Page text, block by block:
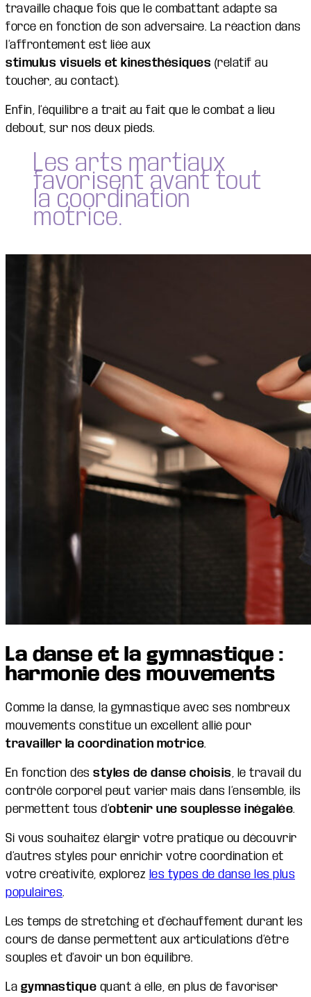
travaille chaque fois que le combattant adapte sa
force en fonction de son adversaire. La réaction dans
l’affrontement est liée aux
stimulus visuels et kinesthésiques (relatif au
toucher, au contact).
Enfin, l’équilibre a trait au fait que le combat a lieu
debout, sur nos deux pieds.
Les arts martiaux
favorisent avant tout
la coordination
motrice.
La danse et la gymnastique :
harmonie des mouvements
Comme la danse, la gymnastique avec ses nombreux
mouvements constitue un excellent allié pour
travailler la coordination motrice.
En fonction des styles de danse choisis, le travail du
contrôle corporel peut varier mais dans l’ensemble, ils
permettent tous d’obtenir une souplesse inégalée.
Si vous souhaitez élargir votre pratique ou découvrir
d’autres styles pour enrichir votre coordination et
votre créativité, explorez les types de danse les plus
populaires.
Les temps de stretching et d’échauffement durant les
cours de danse permettent aux articulations d’être
souples et d’avoir un bon équilibre.
La gymnastique quant à elle, en plus de favoriser